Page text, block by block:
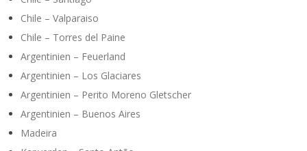
Chile – Valparaiso
Chile – Torres del Paine
Argentinien – Feuerland
Argentinien – Los Glaciares
Argentinien – Perito Moreno Gletscher
Argentinien – Buenos Aires
Madeira